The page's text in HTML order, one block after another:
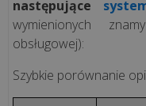
następujące
wymienionych
obsługowej):
Szybkie porównanie